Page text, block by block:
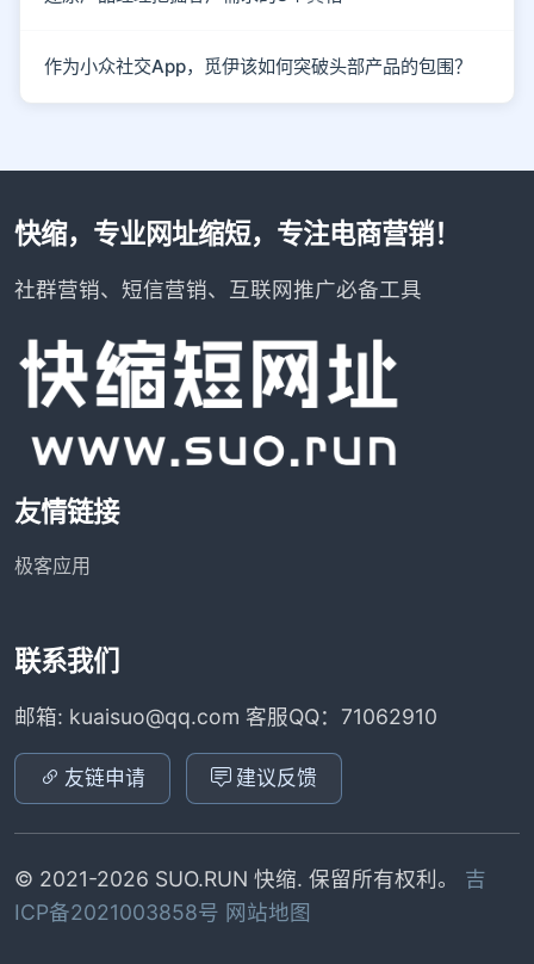
作为小众社交App，觅伊该如何突破头部产品的包围？
快缩，专业网址缩短，专注电商营销！
社群营销、短信营销、互联网推广必备工具
友情链接
极客应用
联系我们
邮箱: kuaisuo@qq.com 客服QQ：71062910
友链申请 建议反馈
© 2021-2026 SUO.RUN 快缩. 保留所有权利。 吉
ICP备2021003858号 网站地图